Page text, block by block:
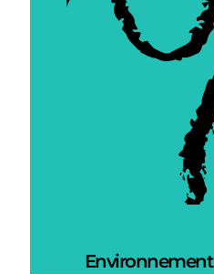
Environnement